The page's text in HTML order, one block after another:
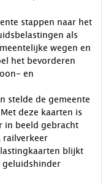
stappen naar het
als
wegen en
het bevorderen
en
stelde de gemeente
deze kaarten is
in beeld gebracht
railverkeer
blijkt